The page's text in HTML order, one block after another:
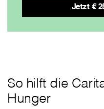
So hilft die
Hunger